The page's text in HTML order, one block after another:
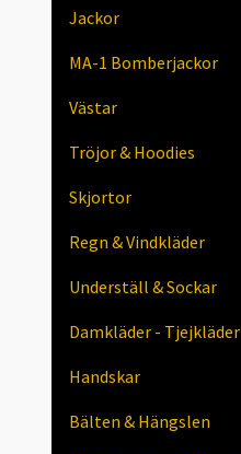
Jackor
MA-1 Bomberjackor
Västar
Tröjor & Hoodies
Skjortor
Regn & Vindkläder
Underställ & Sockar
Damkläder - Tjejkläder
Handskar
Bälten & Hängslen